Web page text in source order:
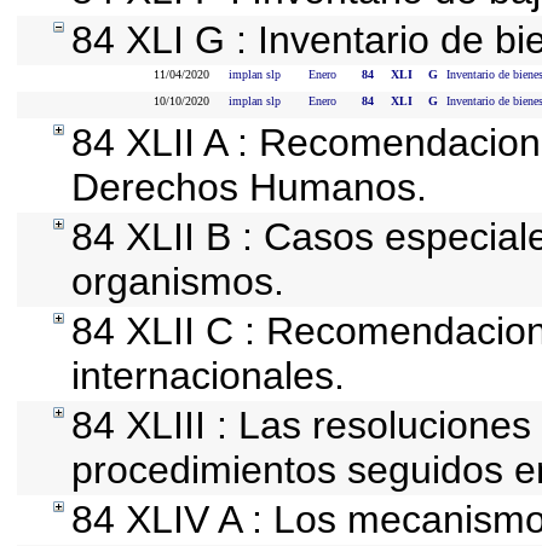
84 XLI G : Inventario de
11/04/2020 implan slp Enero 84 XLI G
Inventario de
10/10/2020
implan slp Enero 84 XLI G Inventario de
84 XLII A :
Derechos Humanos.
84 XLII B : Casos
organismos.
84 XLII C :
internacionales.
84 XLIII : Las
procedimientos seguidos
84 XLIV A : Los